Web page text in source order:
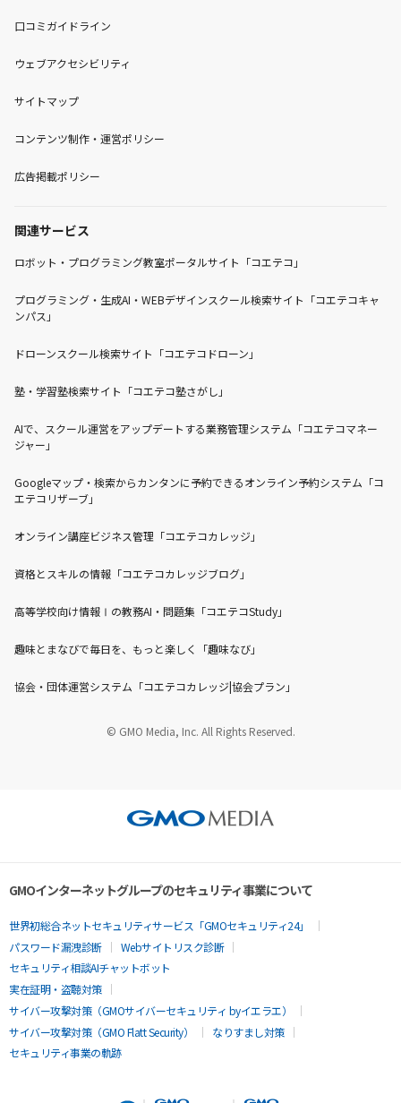
口コミガイドライン
ウェブアクセシビリティ
サイトマップ
コンテンツ制作・運営ポリシー
広告掲載ポリシー
関連サービス
ロボット・プログラミング教室ポータルサイト「コエテコ」
プログラミング・生成AI・WEBデザインスクール検索サイト「コエテコキャ
ンパス」
ドローンスクール検索サイト「コエテコドローン」
塾・学習塾検索サイト「コエテコ塾さがし」
AIで、スクール運営をアップデートする業務管理システム「コエテコマネー
ジャー」
Googleマップ・検索からカンタンに予約できるオンライン予約システム「コ
エテコリザーブ」
オンライン講座ビジネス管理「コエテコカレッジ」
資格とスキルの情報「コエテコカレッジブログ」
高等学校向け情報Ⅰの教務AI・問題集「コエテコStudy」
趣味とまなびで毎日を、もっと楽しく「趣味なび」
協会・団体運営システム「コエテコカレッジ|協会プラン」
© GMO Media, Inc. All Rights Reserved.
GMOインターネットグループのセキュリティ事業について
世界初総合ネットセキュリティサービス「GMOセキュリティ24」
パスワード漏洩診断
Webサイトリスク診断
セキュリティ相談AIチャットボット
実在証明・盗聴対策
サイバー攻撃対策（GMOサイバーセキュリティ byイエラエ）
サイバー攻撃対策（GMO Flatt Security）
なりすまし対策
セキュリティ事業の軌跡